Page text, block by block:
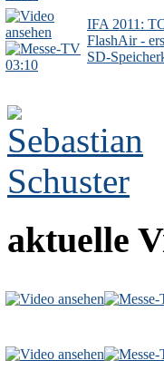
03:10
IFA 2011:
FlashAir -
SD-
aktuelle